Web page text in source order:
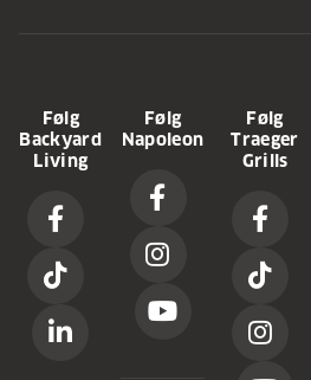
Følg
Backyard
Living
Følg
Napoleon
Følg
Traeger
Grills